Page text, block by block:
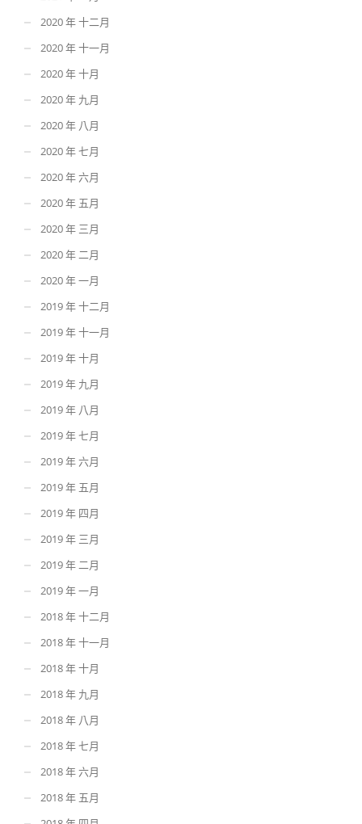
2020 年 十二月
2020 年 十一月
2020 年 十月
2020 年 九月
2020 年 八月
2020 年 七月
2020 年 六月
2020 年 五月
2020 年 三月
2020 年 二月
2020 年 一月
2019 年 十二月
2019 年 十一月
2019 年 十月
2019 年 九月
2019 年 八月
2019 年 七月
2019 年 六月
2019 年 五月
2019 年 四月
2019 年 三月
2019 年 二月
2019 年 一月
2018 年 十二月
2018 年 十一月
2018 年 十月
2018 年 九月
2018 年 八月
2018 年 七月
2018 年 六月
2018 年 五月